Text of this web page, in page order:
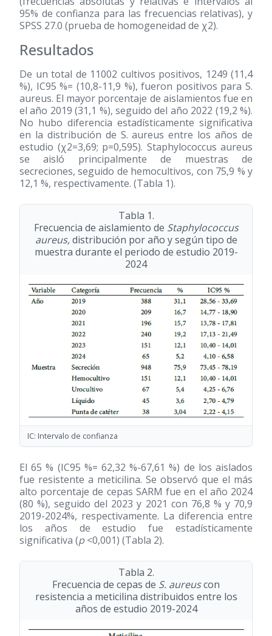
95% de confianza para las frecuencias relativas), y
SPSS 27.0 (prueba de homogeneidad de χ2).
Resultados
De un total de 11002 cultivos positivos, 1249 (11,4
%), IC95 %= (10,8-11,9 %), fueron positivos para S.
aureus. El mayor porcentaje de aislamientos fue en
el año 2019 (31,1 %), seguido del año 2022 (19,2 %).
No hubo diferencia estadísticamente significativa
en la distribución de S. aureus entre los años de
estudio (χ2=3,69; p=0,595). Staphylococcus aureus
se aisló principalmente de muestras de
secreciones, seguido de hemocultivos, con 75,9 % y
12,1 %, respectivamente. (Tabla 1).
Tabla 1.
Frecuencia de aislamiento de Staphylococcus
aureus,distribución por año y según tipo de
muestra durante el periodo de estudio 2019-
2024
IC: Intervalo de confianza
El 65 % (IC95 %= 62,32 %-67,61 %) de los aislados
fue resistente a meticilina. Se observó que el más
alto porcentaje de cepas SARM fue en el año 2024
(80 %), seguido del 2023 y 2021 con 76,8 % y 70,9
2019-2024%, respectivamente. La diferencia entre
los años de estudio fue estadísticamente
significativa (p<0,001) (Tabla 2).
Tabla 2.
Frecuencia de cepas de S. aureuscon
resistencia a meticilina distribuidos entre los
años de estudio 2019-2024